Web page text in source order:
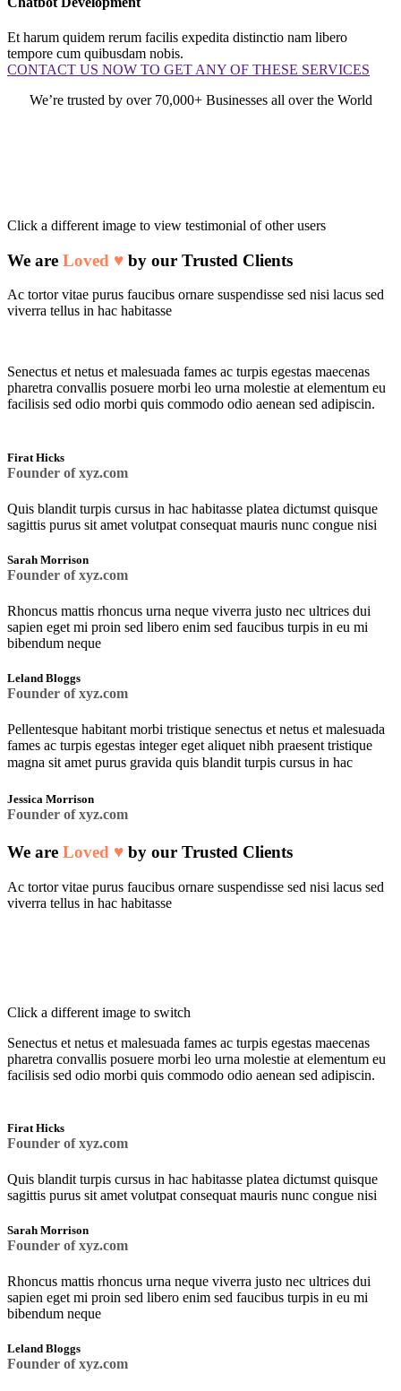
Et harum quidem rerum facilis expedita distinctio nam libero
tempore cum quibusdam nobis.
CONTACT US NOW TO GET ANY OF THESE SERVICES
We’re trusted by over 70,000+ Businesses all over the World
Click a different image to view testimonial of other users
We are Loved ♥️ by our Trusted Clients
Ac tortor vitae purus faucibus ornare suspendisse sed nisi lacus sed
viverra tellus in hac habitasse
Senectus et netus et malesuada fames ac turpis egestas maecenas
pharetra convallis posuere morbi leo urna molestie at elementum eu
facilisis sed odio morbi quis commodo odio aenean sed adipiscin.
Firat Hicks
Founder of xyz.com
Quis blandit turpis cursus in hac habitasse platea dictumst quisque
sagittis purus sit amet volutpat consequat mauris nunc congue nisi
Sarah Morrison
Founder of xyz.com
Rhoncus mattis rhoncus urna neque viverra justo nec ultrices dui
sapien eget mi proin sed libero enim sed faucibus turpis in eu mi
bibendum neque
Leland Bloggs
Founder of xyz.com
Pellentesque habitant morbi tristique senectus et netus et malesuada
fames ac turpis egestas integer eget aliquet nibh praesent tristique
magna sit amet purus gravida quis blandit turpis cursus in hac
Jessica Morrison
Founder of xyz.com
We are Loved ♥️ by our Trusted Clients
Ac tortor vitae purus faucibus ornare suspendisse sed nisi lacus sed
viverra tellus in hac habitasse
Click a different image to switch
Senectus et netus et malesuada fames ac turpis egestas maecenas
pharetra convallis posuere morbi leo urna molestie at elementum eu
facilisis sed odio morbi quis commodo odio aenean sed adipiscin.
Firat Hicks
Founder of xyz.com
Quis blandit turpis cursus in hac habitasse platea dictumst quisque
sagittis purus sit amet volutpat consequat mauris nunc congue nisi
Sarah Morrison
Founder of xyz.com
Rhoncus mattis rhoncus urna neque viverra justo nec ultrices dui
sapien eget mi proin sed libero enim sed faucibus turpis in eu mi
bibendum neque
Leland Bloggs
Founder of xyz.com